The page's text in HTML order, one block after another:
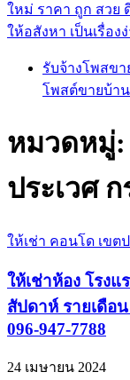
ใหม่ ราคา ถูก สวย
ให้อสังหา เป็นเรื่อง
รับจ้างโพสข
โพสต์ขายบ้าน
หมวดหมู่:
ประเวศ ก
ให้เช่า คอนโด เขต
ให้เช่าห้อง โรงแ
สัปดาห์ รายเดือ
096-947-7788
24 เมษายน 2024